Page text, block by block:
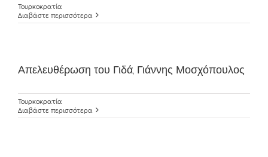
Τουρκοκρατία
Διαβάστε περισσότερα
Απελευθέρωση του Γιδά, Γιάννης Μοσχόπουλος
Τουρκοκρατία
Διαβάστε περισσότερα